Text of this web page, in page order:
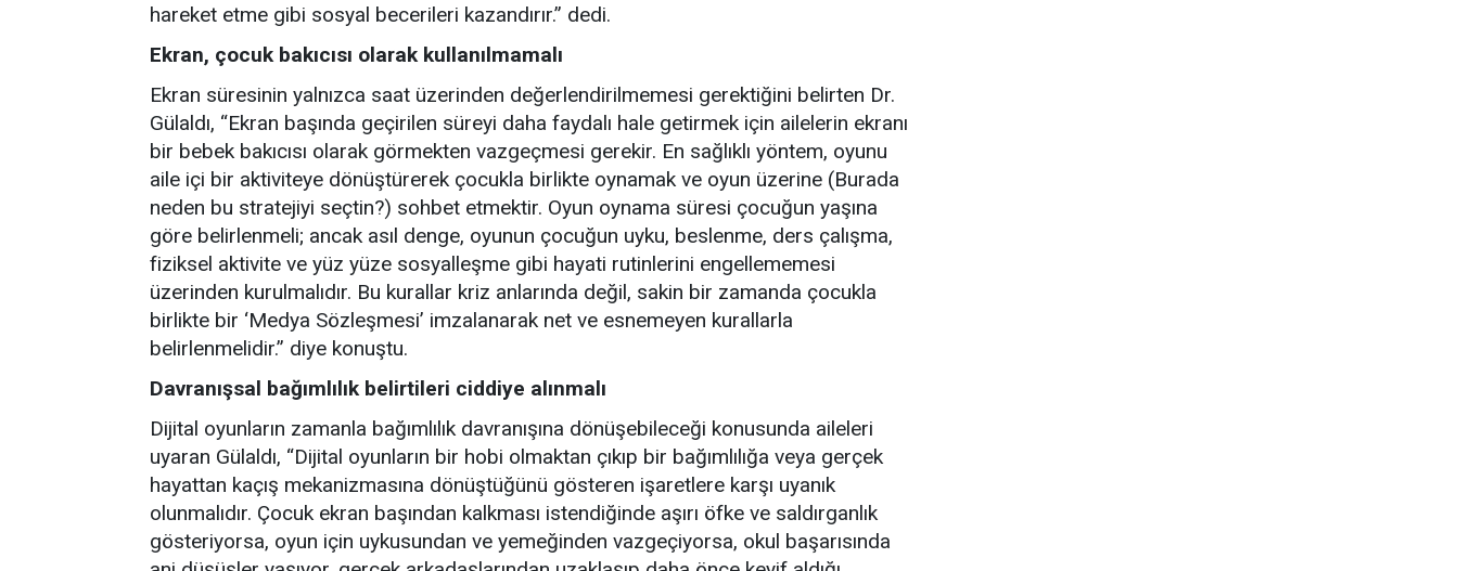
hareket etme gibi sosyal becerileri kazandırır.” dedi.
Ekran, çocuk bakıcısı olarak kullanılmamalı
Ekran süresinin yalnızca saat üzerinden değerlendirilmemesi gerektiğini belirten Dr.
Gülaldı, “Ekran başında geçirilen süreyi daha faydalı hale getirmek için ailelerin ekranı
bir bebek bakıcısı olarak görmekten vazgeçmesi gerekir. En sağlıklı yöntem, oyunu
aile içi bir aktiviteye dönüştürerek çocukla birlikte oynamak ve oyun üzerine (Burada
neden bu stratejiyi seçtin?) sohbet etmektir. Oyun oynama süresi çocuğun yaşına
göre belirlenmeli; ancak asıl denge, oyunun çocuğun uyku, beslenme, ders çalışma,
fiziksel aktivite ve yüz yüze sosyalleşme gibi hayati rutinlerini engellememesi
üzerinden kurulmalıdır. Bu kurallar kriz anlarında değil, sakin bir zamanda çocukla
birlikte bir ‘Medya Sözleşmesi’ imzalanarak net ve esnemeyen kurallarla
belirlenmelidir.” diye konuştu.
Davranışsal bağımlılık belirtileri ciddiye alınmalı
Dijital oyunların zamanla bağımlılık davranışına dönüşebileceği konusunda aileleri
uyaran Gülaldı, “Dijital oyunların bir hobi olmaktan çıkıp bir bağımlılığa veya gerçek
hayattan kaçış mekanizmasına dönüştüğünü gösteren işaretlere karşı uyanık
olunmalıdır. Çocuk ekran başından kalkması istendiğinde aşırı öfke ve saldırganlık
gösteriyorsa, oyun için uykusundan ve yemeğinden vazgeçiyorsa, okul başarısında